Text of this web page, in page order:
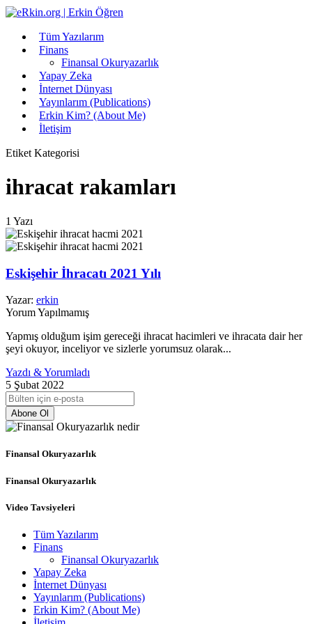
Tüm Yazılarım
Finans
Finansal Okuryazarlık
Yapay Zeka
İnternet Dünyası
Yayınlarım (Publications)
Erkin Kim? (About Me)
İletişim
Etiket Kategorisi
ihracat rakamları
1 Yazı
Eskişehir İhracatı 2021 Yılı
Yazar: erkin
Yorum Yapılmamış
Yapmış olduğum işim gereceği ihracat hacimleri ve ihracata dair her
şeyi okuyor, inceliyor ve sizlerle yorumsuz olarak...
Yazdı & Yorumladı
5 Şubat 2022
Abone Ol
Finansal Okuryazarlık
Finansal Okuryazarlık
Video Tavsiyeleri
Tüm Yazılarım
Finans
Finansal Okuryazarlık
Yapay Zeka
İnternet Dünyası
Yayınlarım (Publications)
Erkin Kim? (About Me)